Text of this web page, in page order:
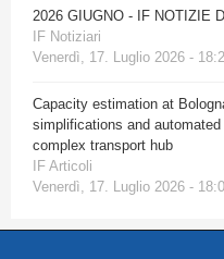
2026 GIUGNO - IF NOTIZIE
IF Notiziari
Venerdì, 17. Luglio 2026 -
Capacity estimation at
simplifications and
complex transport hub
IF Articoli
Venerdì, 17. Luglio 2026 -